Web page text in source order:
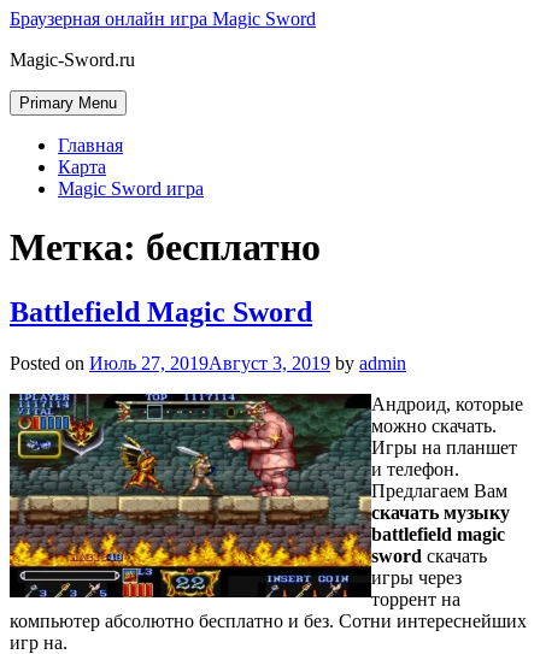
Браузерная онлайн игра Magic Sword
Magic-Sword.ru
Primary Menu
Главная
Карта
Magic Sword игра
Метка: бесплатно
Battlefield Magic Sword
Posted on Июль 27, 2019Август 3, 2019 by admin
Андроид, которые
можно скачать.
Игры на планшет
и телефон.
Предлагаем Вам
скачать музыку
battlefield magic
sword скачать
игры через
торрент на
компьютер абсолютно бесплатно и без. Сотни интереснейших
игр на.